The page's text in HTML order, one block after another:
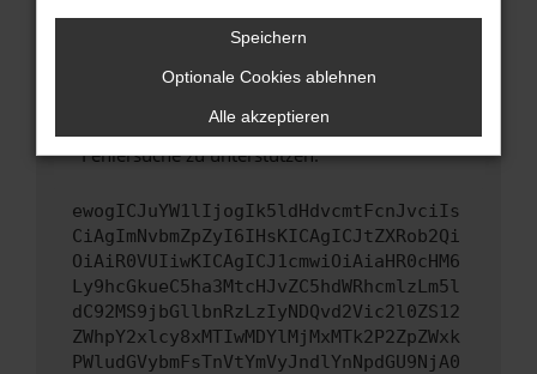
Wende dich an den Webseitenbetreiber.
Wenn du alle oben genannten Schritte versucht
hast, kontaktiere uns bitte. Wir werden
uns diesen Text schicken, um uns bei der
Fehlersuche zu unterstützen:
ewogICJuYW1lIjogIk5ldHdvcmtFcnJvciIs
CiAgImNvbmZpZyI6IHsKICAgICJtZXRob2Qi
OiAiR0VUIiwKICAgICJ1cmwiOiAiaHR0cHM6
Ly9hcGkueC5ha3MtcHJvZC5hdWRhcmlzLm5l
dC92MS9jbGllbnRzLzIyNDQvd2Vic2l0ZS12
ZWhpY2xlcy8xMTIwMDYlMjMxMTk2P2ZpZWxk
PWludGVybmFsTnVtYmVyJndlYnNpdGU9NjA0
Speichern
Optionale Cookies ablehnen
Alle akzeptieren